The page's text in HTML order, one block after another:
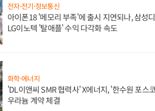
전자·전기·정보통신
아이폰18 '메모리 부족'에 출시 지연되나, 삼성
LG이노텍 '탈애플' 수익 다각화 속도
화학·에너지
'DL이앤씨 SMR 협력사' X에너지, '한수원 포스
우라늄 계약 체결